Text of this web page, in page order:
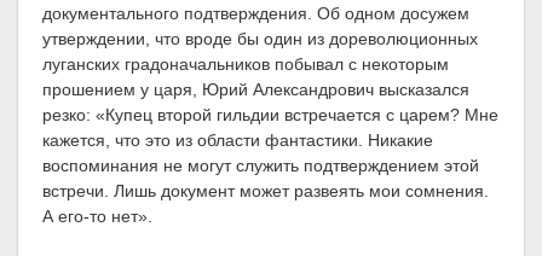
документального подтверждения. Об одном досужем
утверждении, что вроде бы один из дореволюционных
луганских градоначальников побывал с некоторым
прошением у царя, Юрий Александрович высказался
резко: «Купец второй гильдии встречается с царем? Мне
кажется, что это из области фантастики. Никакие
воспоминания не могут служить подтверждением этой
встречи. Лишь документ может развеять мои сомнения.
А его-то нет».